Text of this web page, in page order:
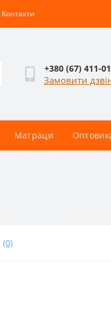
Контакти
+380 (67) 411-
Замовити
Матраци
(0)